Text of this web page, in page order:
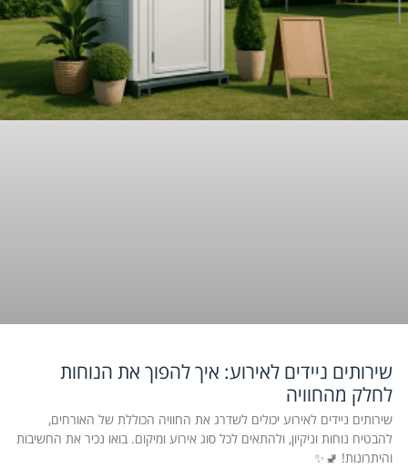
שירותים ניידים לאירוע: איך להפוך את הנוחות
לחלק מהחוויה
שירותים ניידים לאירוע יכולים לשדרג את החוויה הכוללת של האורחים,
להבטיח נוחות וניקיון, ולהתאים לכל סוג אירוע ומיקום. בואו נכיר את החשיבות
והיתרונות! 🚽✨